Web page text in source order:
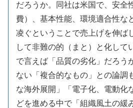
だろうか。同社は米国で、安全
費）、基本性能、環境適合性な
凌ぐということで売上げを伸ば
して非難の的（まと）と化して
で言えば「品質の劣化」だろう
ない「複合的なもの」との論調
な海外展開」「電子化、電動化
どを進める中で「組織風土の緩